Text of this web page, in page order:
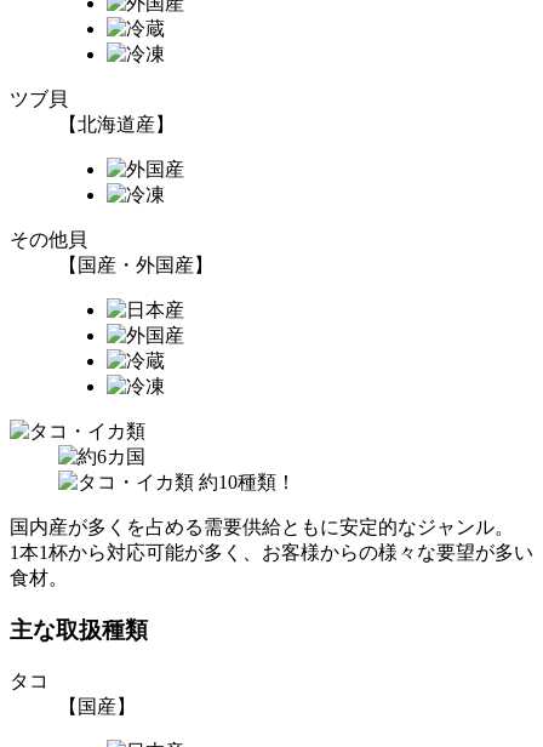
ツブ貝
【北海道産】
その他貝
【国産・外国産】
国内産が多くを占める需要供給ともに安定的なジャンル。
1本1杯から対応可能が多く、お客様からの様々な要望が多い
食材。
主な取扱種類
タコ
【国産】